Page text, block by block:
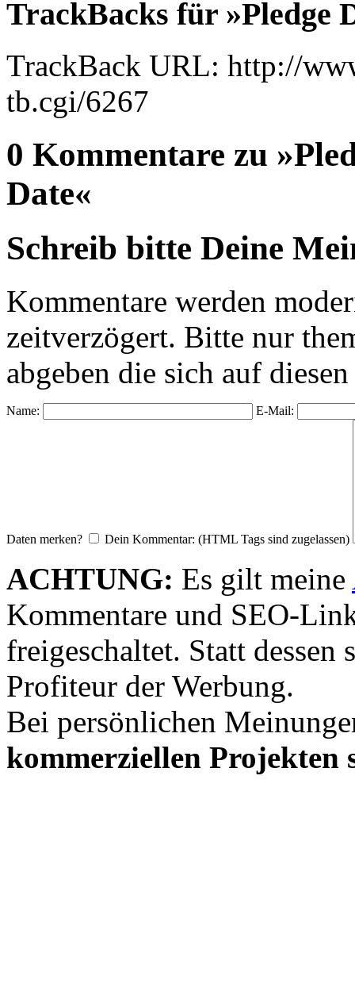
TrackBacks für »Pledge
TrackBack URL: http://
tb.cgi/6267
0 Kommentare zu
Date«
Schreib bitte Deine
Kommentare werden
zeitverzögert. Bitte nur
abgeben die sich auf
Name: E-Mail:
Daten merken? Dein Kommentar: (HTML Tags sind zugelassen)
ACHTUNG: Es gilt meine
Kommentare und SEO-
freigeschaltet. Statt dessen
Profiteur der Werbung.
Bei persönlichen
kommerziellen Projekten